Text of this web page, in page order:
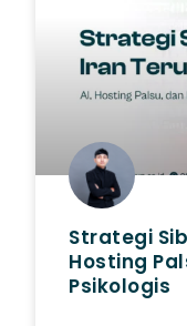
Strategi
Hosting
Psikologis